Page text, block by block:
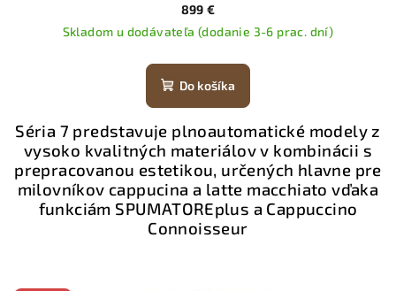
899 €
Skladom u dodávateľa (dodanie 3-6 prac. dní)
Do košíka
Séria 7 predstavuje plnoautomatické modely z
vysoko kvalitných materiálov v kombinácii s
prepracovanou estetikou, určených hlavne pre
milovníkov cappucina a latte macchiato vďaka
funkciám SPUMATOREplus a Cappuccino
Connoisseur